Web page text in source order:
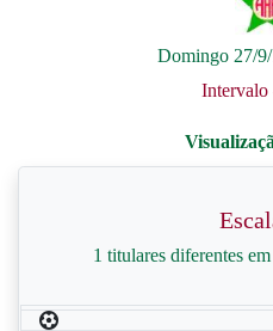
Domingo 27/
Intervalo
1 titulares diferentes